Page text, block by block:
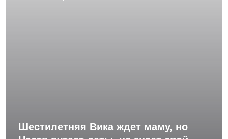
Шестилетняя Вика ждет маму, но